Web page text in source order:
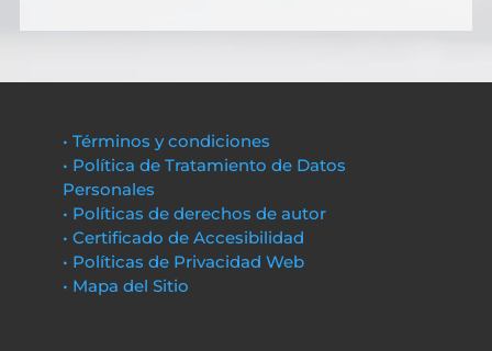
• Términos y condiciones
• Política de Tratamiento de Datos
Personales
• Políticas de derechos de autor
• Certificado de Accesibilidad
• Políticas de Privacidad Web
• Mapa del Sitio